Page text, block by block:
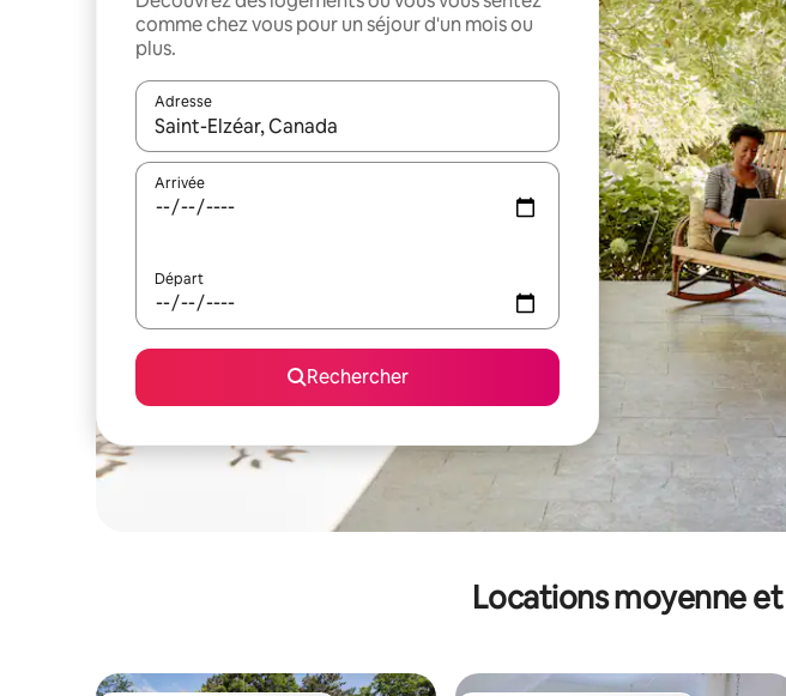
comme chez vous pour un séjour d'un mois ou
plus.
Adresse
Lorsque les résultats s'affichent, utilisez les flèches vers le haut et vers le bas
Arrivée
Départ
Rechercher
Locations moyenne